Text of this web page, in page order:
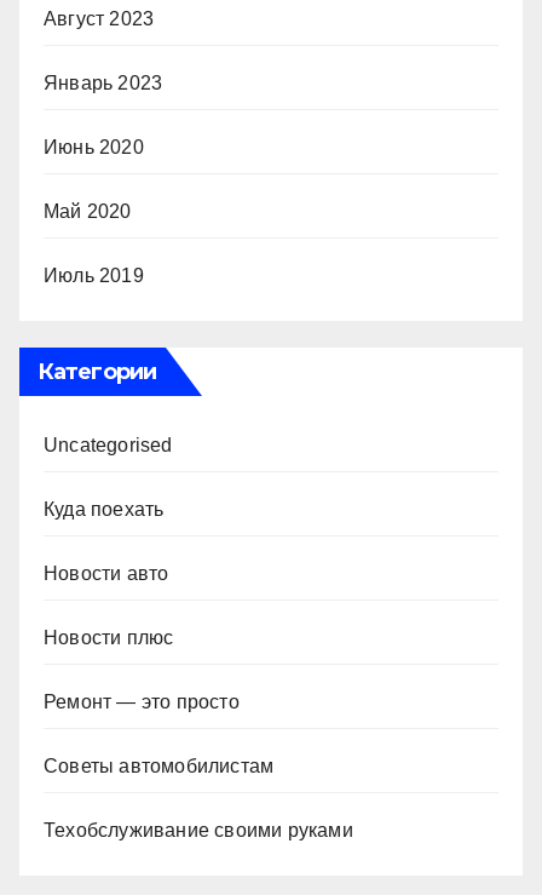
Август 2023
Январь 2023
Июнь 2020
Май 2020
Июль 2019
Категории
Uncategorised
Куда поехать
Новости авто
Новости плюс
Ремонт — это просто
Советы автомобилистам
Техобслуживание своими руками